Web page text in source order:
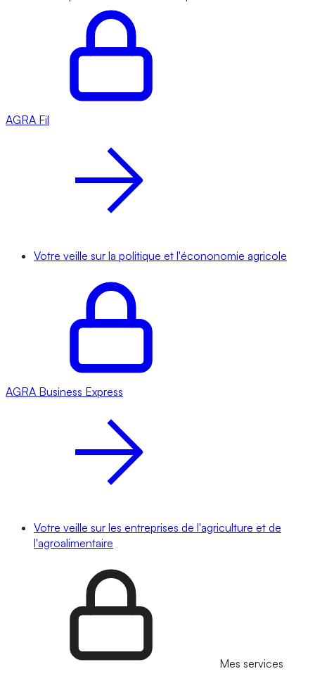
AGRA Fil
Votre veille sur la politique et l'écononomie agricole
AGRA Business Express
Votre veille sur les entreprises de l'agriculture et de
l'agroalimentaire
Mes services